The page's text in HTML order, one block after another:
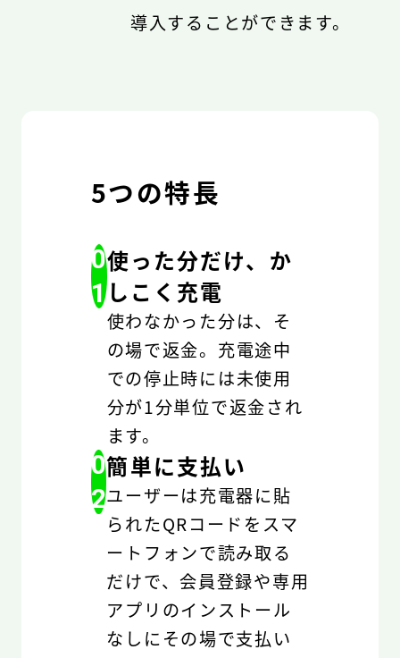
導入することができます。
5つの特長
0
1
使った分だけ、か
しこく充電
使わなかった分は、そ
の場で返金。充電途中
での停止時には未使用
分が1分単位で返金され
ます。
0
2
簡単に支払い
ユーザーは充電器に貼
られたQRコードをスマ
ートフォンで読み取る
だけで、会員登録や専用
アプリのインストール
なしにその場で支払い